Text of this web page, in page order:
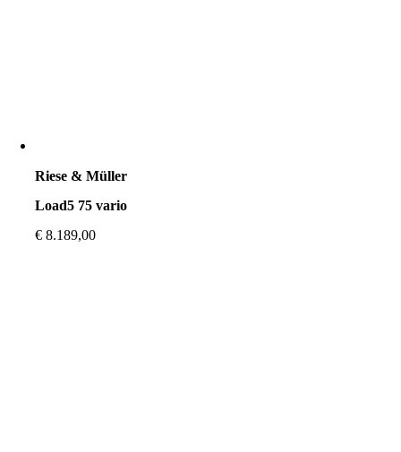
Riese & Müller
Load5 75 vario
€ 8.189,00